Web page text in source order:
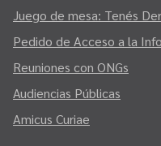
Juego de mesa: Tenés
Pedido de Acceso a la
Reuniones con ONGs
Audiencias Públicas
Amicus Curiae